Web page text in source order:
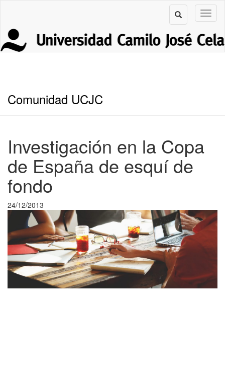
Comunidad UCJC
Investigación en la Copa
de España de esquí de
fondo
24/12/2013